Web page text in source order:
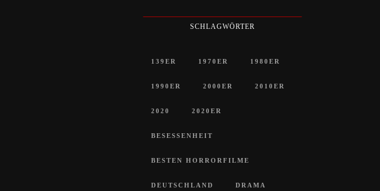
SCHLAGWÖRTER
139ER 1970ER 1980ER
1990ER 2000ER 2010ER
2020 2020ER
BESESSENHEIT
BESTEN HORRORFILME
DEUTSCHLAND DRAMA